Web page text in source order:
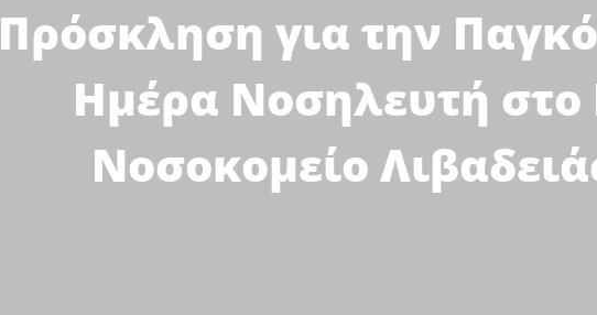
Πρόσκληση για την
Ημέρα Νοσηλευτή στο
Νοσοκομείο